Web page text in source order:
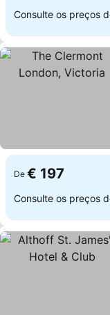
Consulte os preços
De € 197
Consulte os preços